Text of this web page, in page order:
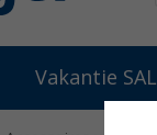
Vakantie